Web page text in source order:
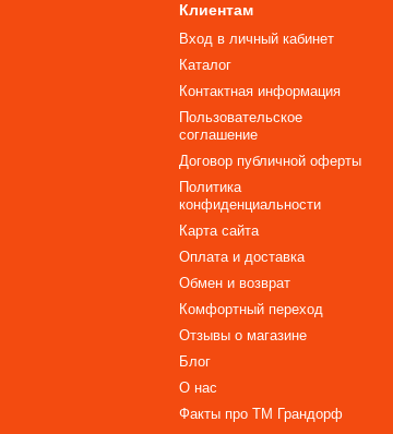
Клиентам
Вход в личный кабинет
Каталог
Контактная информация
Пользовательское
соглашение
Договор публичной оферты
Политика
конфиденциальности
Карта сайта
Оплата и доставка
Обмен и возврат
Комфортный переход
Отзывы о магазине
Блог
О нас
Факты про TM Грандорф